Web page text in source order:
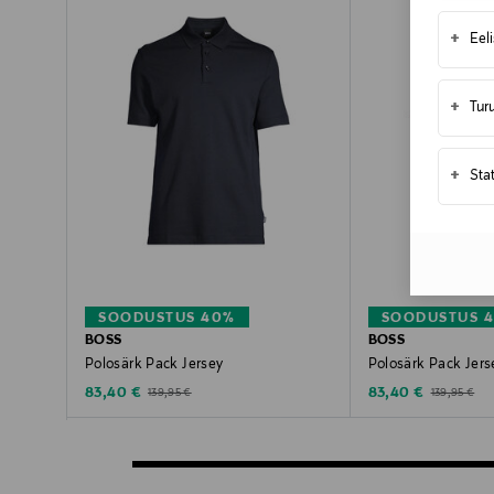
+
+
+
SOODUSTUS 40%
BOSS
Polosärk Pack Jersey
Discounted Price
83,40 € Original Price
139,95 €
SOODUSTUS
BOSS
Polosärk Pack
Discounted Price
83,40 € Original Price
139,95 €